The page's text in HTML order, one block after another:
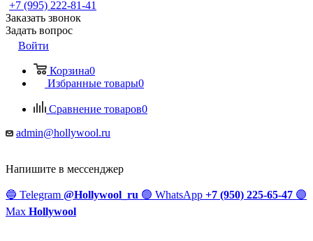
+7 (995) 222-81-41
Заказать звонок
Задать вопрос
Войти
Корзина0
Избранные товары0
Сравнение товаров0
admin@hollywool.ru
Напишите в мессенджер
🔵 Telegram @Hollywool_ru 🟢 WhatsApp +7 (950) 225-65-47 🟣
Max Hollywool